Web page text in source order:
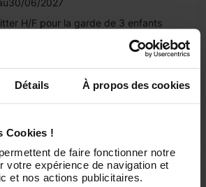
Détails À propos des cookies
Cookies !
de faire fonctionner notre
votre expérience de navigation et
et nos actions publicitaires.
06/2027
H/F pour la garde de 3 enfants
et de 6 ans du 07/09/2026 au
horaires suivants : Lundi, mardi,
à 19h00.
Urgent